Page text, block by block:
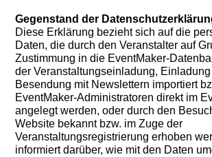
Gegenstand der
Diese Erklärung bezieht sich auf die
Daten, die durch den Veranstalter auf
Zustimmung in die EventMaker-
der Veranstaltungseinladung,
Besendung mit Newslettern importiert
EventMaker-Administratoren direkt im
angelegt werden, oder durch den
Website bekannt bzw. im Zuge der
Veranstaltungsregistrierung erhoben
informiert darüber, wie mit den Daten